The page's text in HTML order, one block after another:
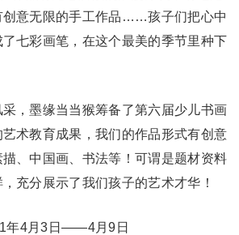
创意无限的手工作品……孩子们把心中
七彩画笔，在这个最美的季节里种下
墨缘当当猴筹备了第六届少儿书画
术教育成果，我们的作品形式有创意
、中国画、书法等！可谓是题材资料
充分展示了我们孩子的艺术才华！
4月3日——4月9日